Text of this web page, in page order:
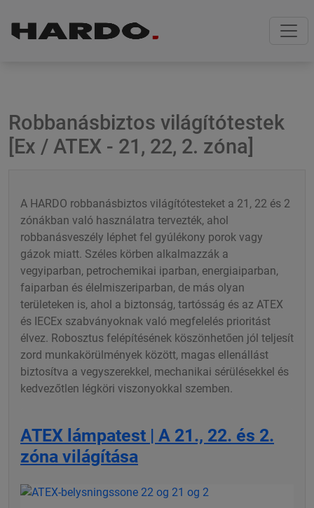
Skip
Skip
Robbanásbiztos világítótestek
[Ex / ATEX - 21, 22, 2. zóna]
A HARDO robbanásbiztos világítótesteket a 21, 22 és 2
zónákban való használatra tervezték, ahol
robbanásveszély léphet fel gyúlékony porok vagy
gázok miatt. Széles körben alkalmazzák a
vegyiparban, petrochemikai iparban, energiaiparban,
faiparban és élelmiszeriparban, de más olyan
területeken is, ahol a biztonság, tartósság és az ATEX
és IECEx szabványoknak való megfelelés prioritást
élvez. Robosztus felépítésének köszönhetően jól teljesít
zord munkakörülmények között, magas ellenállást
biztosítva a vegyszerekkel, mechanikai sérülésekkel és
kedvezőtlen légköri viszonyokkal szemben.
ATEX lámpatest | A 21., 22. és 2.
zóna világítása